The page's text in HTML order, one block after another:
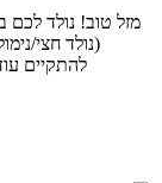
מזל טוב! נולד לכם
(נולד חצי/
להתקיים